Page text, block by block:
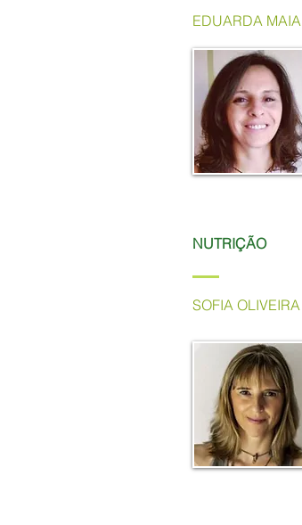
EDUARDA MAIA
NUTRIÇÃO
SOFIA OLIVEIRA